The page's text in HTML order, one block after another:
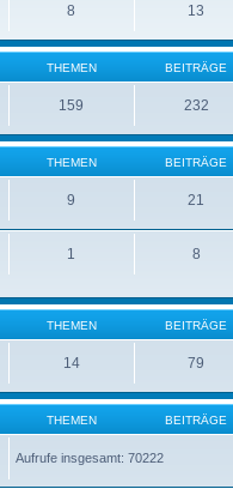
8 13
THEMEN BEITRÄGE
159 232
THEMEN BEITRÄGE
9 21
1 8
THEMEN BEITRÄGE
14 79
THEMEN BEITRÄGE
Aufrufe insgesamt: 70222